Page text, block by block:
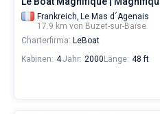
Frankreich, Le Mas d´Agenais
17.9 km von Buzet-sur-Baïse
Charterfirma: LeBoat
Kabinen: 4Jahr: 2000 Länge: 48 ft